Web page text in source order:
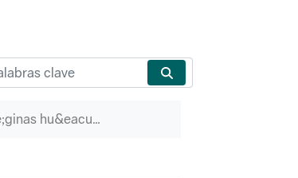
P&aacute;ginas hu&eacute;rfanas